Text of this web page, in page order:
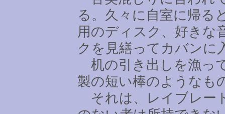
る。久々に自室に帰る
用のディスク、好きな
クを見繕ってカバンに
机の引き出しを漁っ
製の短い棒のようなも
それは、レイブレー